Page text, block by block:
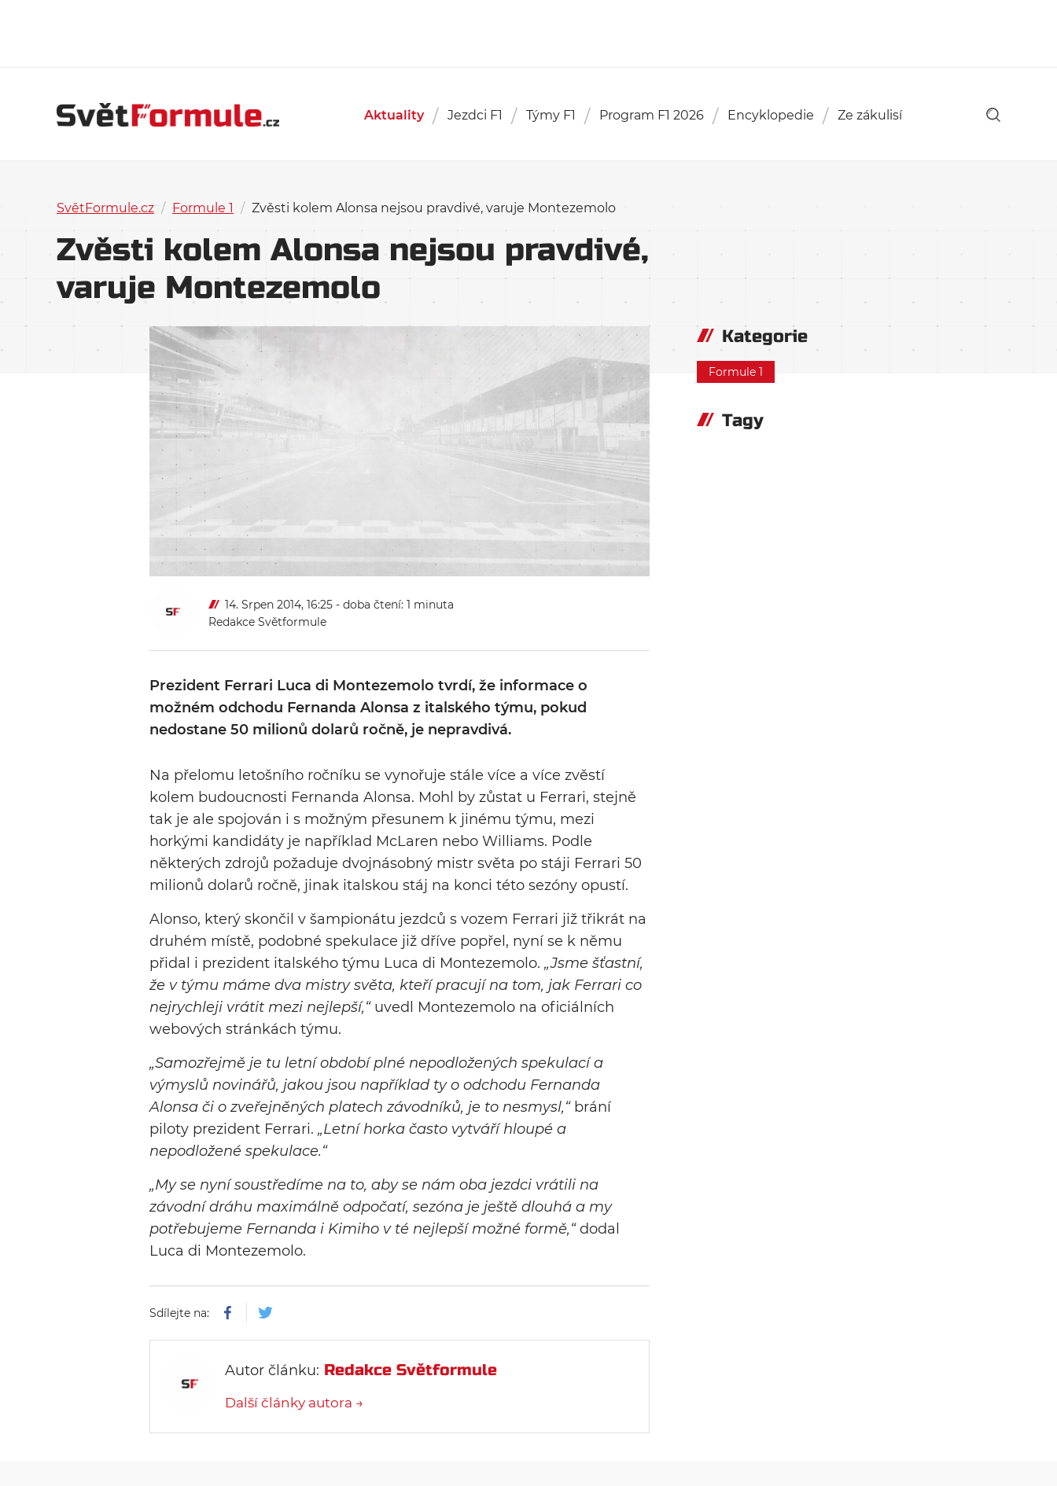
Aktuality Jezdci F1 Týmy F1 Program F1 2026 Encyklopedie Ze zákulisí
SvětFormule.cz / Formule 1 / Zvěsti kolem Alonsa nejsou pravdivé, varuje Montezemolo
Zvěsti kolem Alonsa nejsou pravdivé,
varuje Montezemolo
14. Srpen 2014, 16:25 - doba čtení: 1 minuta
Redakce Světformule
Prezident Ferrari Luca di Montezemolo tvrdí, že informace o
možném odchodu Fernanda Alonsa z italského týmu, pokud
nedostane 50 milionů dolarů ročně, je nepravdivá.
Na přelomu letošního ročníku se vynořuje stále více a více zvěstí
kolem budoucnosti Fernanda Alonsa. Mohl by zůstat u Ferrari, stejně
tak je ale spojován i s možným přesunem k jinému týmu, mezi
horkými kandidáty je například McLaren nebo Williams. Podle
některých zdrojů požaduje dvojnásobný mistr světa po stáji Ferrari 50
milionů dolarů ročně, jinak italskou stáj na konci této sezóny opustí.
Alonso, který skončil v šampionátu jezdců s vozem Ferrari již třikrát na
druhém místě, podobné spekulace již dříve popřel, nyní se k němu
přidal i prezident italského týmu Luca di Montezemolo. „Jsme šťastní,
že v týmu máme dva mistry světa, kteří pracují na tom, jak Ferrari co
nejrychleji vrátit mezi nejlepší,“uvedl Montezemolo na oficiálních
webových stránkách týmu.
„Samozřejmě je tu letní období plné nepodložených spekulací a
výmyslů novinářů, jakou jsou například ty o odchodu Fernanda
Alonsa či o zveřejněných platech závodníků, je to nesmysl,“brání
piloty prezident Ferrari. „Letní horka často vytváří hloupé a
nepodložené spekulace.“
„My se nyní soustředíme na to, aby se nám oba jezdci vrátili na
závodní dráhu maximálně odpočatí, sezóna je ještě dlouhá a my
potřebujeme Fernanda i Kimiho v té nejlepší možné formě,“dodal
Luca di Montezemolo.
Sdílejte na:
Autor článku: Redakce Světformule
Další články autora →
Kategorie
Formule 1
Tagy